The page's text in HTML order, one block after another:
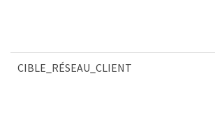
CIBLE_RÉSEAU_CLIENT